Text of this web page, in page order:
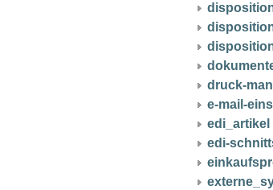
druck-
e-mail-
edi_artikel
edi-